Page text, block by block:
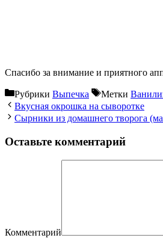
Спасибо за внимание и приятного
Рубрики Выпечка Метки
Вкусная окрошка на сыворотке
Сырники из домашнего творога
Оставьте комментарий
Комментарий